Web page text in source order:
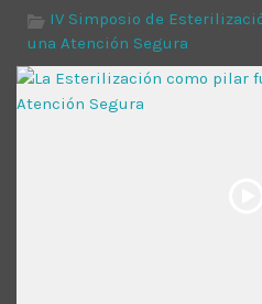
IV Simposio de
una Atención Segura